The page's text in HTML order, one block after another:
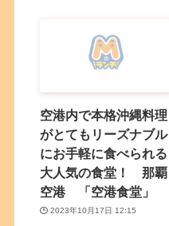
空港内で本格沖縄料理
がとてもリーズナブル
にお手軽に食べられる
大人気の食堂！ 那覇
空港 「空港食堂」
2023年10月17日 12:15